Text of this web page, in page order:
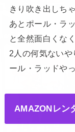
きり吹き出しち
あとポール・ラ
と全然面白くなく
2人の何気ない
ール・ラッドや
AMAZONレン